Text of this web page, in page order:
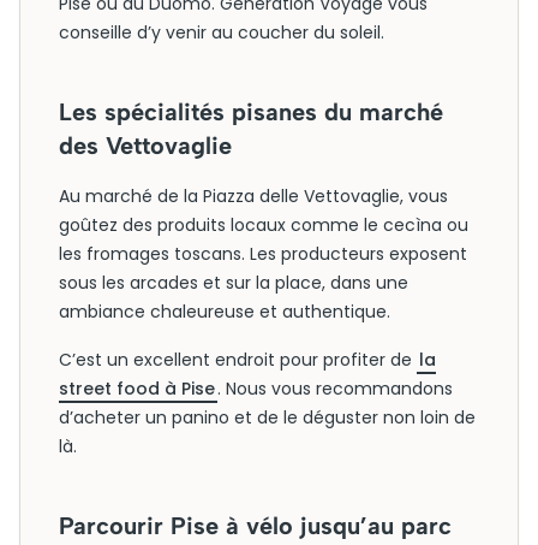
conseille d’y venir au coucher du soleil.
Les spécialités pisanes du marché
des Vettovaglie
Au marché de la Piazza delle Vettovaglie, vous
goûtez des produits locaux comme le cecìna ou
les fromages toscans. Les producteurs exposent
sous les arcades et sur la place, dans une
ambiance chaleureuse et authentique.
C’est un excellent endroit pour profiter de la
street food à Pise. Nous vous recommandons
d’acheter un panino et de le déguster non loin de
là.
Parcourir Pise à vélo jusqu’au parc